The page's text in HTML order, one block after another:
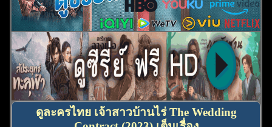
ดูละครไทย เจ้าสาวบ้านไร่ The Wedding